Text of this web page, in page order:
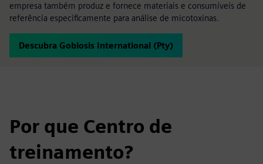
empresa também produz e fornece materiais e consumíveis de
referência especificamente para análise de micotoxinas.
Descubra Gobiosis International (Pty)
Por que Centro de
treinamento?